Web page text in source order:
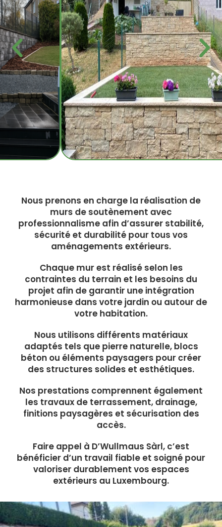
Nous prenons en charge la réalisation de
murs de soutènement avec
professionnalisme afin d’assurer stabilité,
sécurité et durabilité pour tous vos
aménagements extérieurs.
Chaque mur est réalisé selon les
contraintes du terrain et les besoins du
projet afin de garantir une intégration
harmonieuse dans votre jardin ou autour de
votre habitation.
Nous utilisons différents matériaux
adaptés tels que pierre naturelle, blocs
béton ou éléments paysagers pour créer
des structures solides et esthétiques.
Nos prestations comprennent également
les travaux de terrassement, drainage,
finitions paysagères et sécurisation des
accès.
Faire appel à D’Wullmaus Sàrl, c’est
bénéficier d’un travail fiable et soigné pour
valoriser durablement vos espaces
extérieurs au Luxembourg.